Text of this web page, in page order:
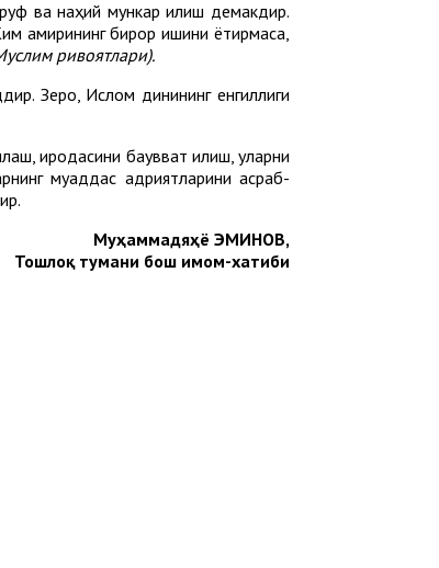
ва наҳий мункар қилиш демакдир.
амирининг бирор ишини ёқтирмаса,
ривоятлари).
Зеро, Ислом динининг енгиллиги
иродасини бақувват қилиш, уларни
муқаддас қадриятларини асраб-
Муҳаммадяҳё ЭМИНОВ,
Тошлоқ тумани бош имом-хатиби